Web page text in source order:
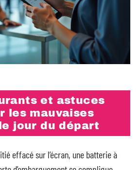
et astuces
les mauvaises
jour du départ
effacé sur l’écran, une batterie à